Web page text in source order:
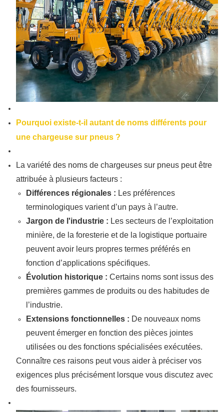
Pourquoi existe-t-il autant de noms différents pour
une chargeuse sur pneus ?
La variété des noms de chargeuses sur pneus peut être
attribuée à plusieurs facteurs :
Différences régionales : Les préférences
terminologiques varient d’un pays à l’autre.
Jargon de l'industrie : Les secteurs de l’exploitation
minière, de la foresterie et de la logistique portuaire
peuvent avoir leurs propres termes préférés en
fonction d’applications spécifiques.
Évolution historique : Certains noms sont issus des
premières gammes de produits ou des habitudes de
l’industrie.
Extensions fonctionnelles : De nouveaux noms
peuvent émerger en fonction des pièces jointes
utilisées ou des fonctions spécialisées exécutées.
Connaître ces raisons peut vous aider à préciser vos
exigences plus précisément lorsque vous discutez avec
des fournisseurs.